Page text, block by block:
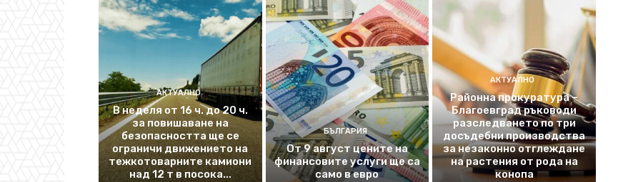
АКТУАЛНО
В неделя от 16 ч. до 20 ч.
за повишаване на
безопасността ще се
ограничи движението на
тежкотоварните камиони
над 12 т в посока...
БЪЛГАРИЯ
От 9 август цените на
финансовите услуги ще са
само в евро
АКТУАЛНО
Районна прокуратура –
Благоевград ръководи
разследването по три
досъдебни производства
за незаконно отглеждане
на растения от рода на
конопа